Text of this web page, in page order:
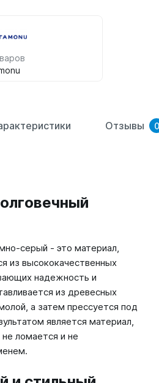
Отзывы 0
серый - это материал,
из высококачественных
надежность и
из древесных
а затем прессуется под
является материал,
ломается и не